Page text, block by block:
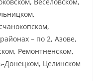
– по 2, Азове,
Ремонтненском,
Донецком, Целинском